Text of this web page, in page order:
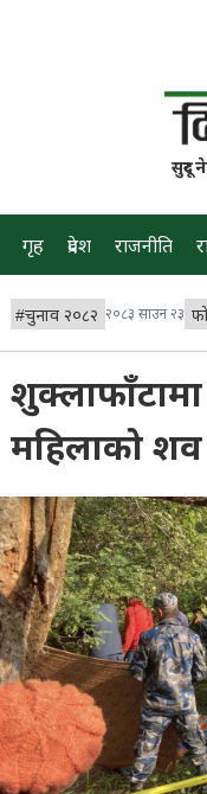
सुदूर
गृह प्रदेश राजनीति
#चुनाव २०८२ २०८३ साउन २३
महिलाको